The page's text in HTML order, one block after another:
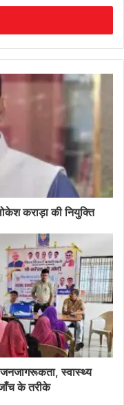
कराड़ा की नियुक्ति
स्वास्थ्य
के तरीके